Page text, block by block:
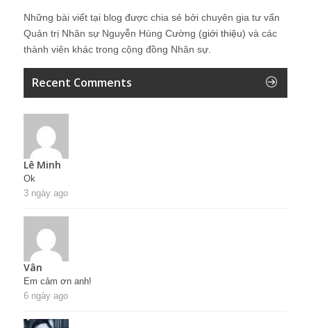
Những bài viết tại blog được chia sẻ bởi chuyên gia tư vấn
Quản trị Nhân sự Nguyễn Hùng Cường (giới thiệu) và các
thành viên khác trong cộng đồng Nhân sự.
Recent Comments
Lê Minh
Ok
3 ngày ago
Vân
Em cảm ơn anh!
6 ngày ago